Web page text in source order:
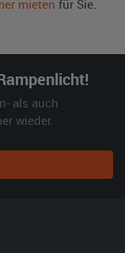
mieten für Sie.
als auch
wieder.